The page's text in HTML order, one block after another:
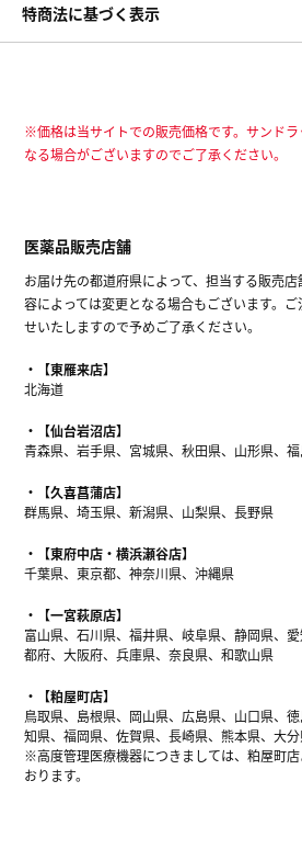
特商法に基づく表示
※価格は当サイトでの販売価格です。サンド
なる場合がございますのでご了承ください。
医薬品販売店舗
お届け先の都道府県によって、担当する販売
容によっては変更となる場合もございます。
せいたしますので予めご了承ください。
【東雁来店】
北海道
【仙台岩沼店】
青森県、岩手県、宮城県、秋田県、山形県、
【久喜菖蒲店】
群馬県、埼玉県、新潟県、山梨県、長野県
【東府中店・横浜瀬谷店】
千葉県、東京都、神奈川県、沖縄県
【一宮萩原店】
富山県、石川県、福井県、岐阜県、静岡県、
都府、大阪府、兵庫県、奈良県、和歌山県
【粕屋町店】
鳥取県、島根県、岡山県、広島県、山口県、
知県、福岡県、佐賀県、長崎県、熊本県、大
※高度管理医療機器につきましては、粕屋町
おります。